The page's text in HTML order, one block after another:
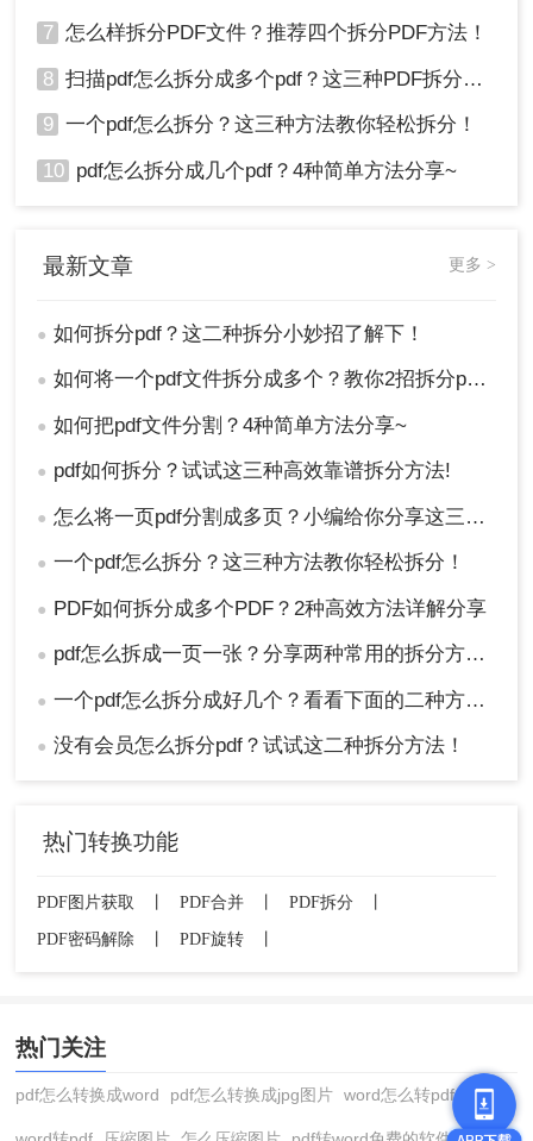
7 怎么样拆分PDF文件？推荐四个拆分PDF方法！
8 扫描pdf怎么拆分成多个pdf？这三种PDF拆分方法轻松搞定！
9 一个pdf怎么拆分？这三种方法教你轻松拆分！
10 pdf怎么拆分成几个pdf？4种简单方法分享~
最新文章 更多 >
● 如何拆分pdf？这二种拆分小妙招了解下！
● 如何将一个pdf文件拆分成多个？教你2招拆分pdf！
● 如何把pdf文件分割？4种简单方法分享~
● pdf如何拆分？试试这三种高效靠谱拆分方法!
● 怎么将一页pdf分割成多页？小编给你分享这三种方法！
● 一个pdf怎么拆分？这三种方法教你轻松拆分！
● PDF如何拆分成多个PDF？2种高效方法详解分享
● pdf怎么拆成一页一张？分享两种常用的拆分方法！
● 一个pdf怎么拆分成好几个？看看下面的二种方法！
● 没有会员怎么拆分pdf？试试这二种拆分方法！
热门转换功能
PDF图片获取 PDF合并 PDF拆分
PDF密码解除
PDF旋转
热门关注
pdf怎么转换成word pdf怎么转换成jpg图片 word怎么转pdf